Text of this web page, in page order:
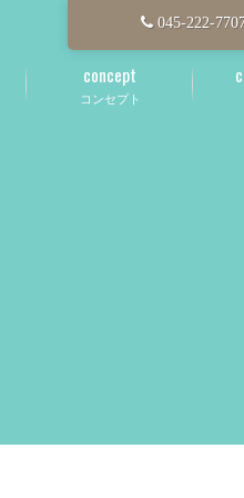
045-222-
コンセプト
concept